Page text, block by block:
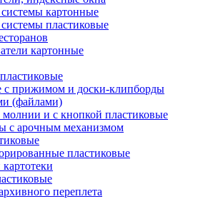
картонные
пластиковые
картонные
с прижимом и доски-клипборды
(файлами)
и с кнопкой пластиковые
с арочным механизмом
пластиковые
переплета